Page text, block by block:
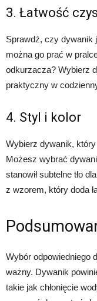
3. Łatwość
Sprawdź, czy dywanik
można go prać w
odkurzacza? Wybierz
praktyczny w
4. Styl i kolor
Wybierz dywanik, który
Możesz wybrać
stanowił subtelne tło
z wzorem, który doda
Wybór odpowiedniego
ważny. Dywanik
takie jak chłonięcie